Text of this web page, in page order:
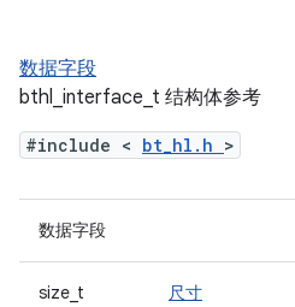
数据字段
bthl_interface_t 结构体参考
#include < bt_hl.h >
数据字段
size_t 尺寸